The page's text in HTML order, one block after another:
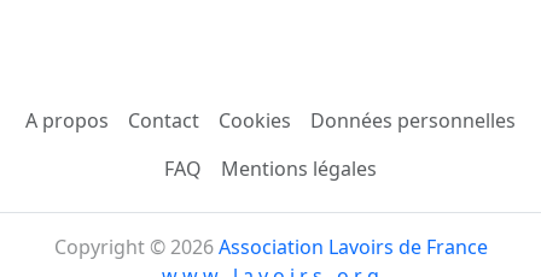
A propos Contact Cookies
Données personnelles
FAQ
Mentions légales
Copyright © 2026Association Lavoirs de France